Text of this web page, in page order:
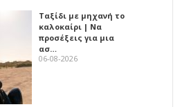
Ταξίδι με μηχανή το
καλοκαίρι | Να
προσέξεις για μια
ασ…
06-08-2026